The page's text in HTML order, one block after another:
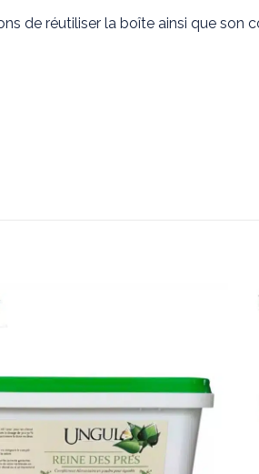
de réutiliser la boîte ainsi que son